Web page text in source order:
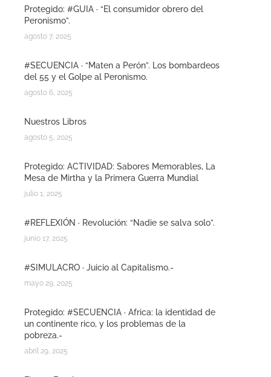
Protegido: #GUIA · “El consumidor obrero del
Peronismo”.
agosto 7, 2025
#SECUENCIA · “Maten a Perón”. Los bombardeos
del 55 y el Golpe al Peronismo.
agosto 6, 2025
Nuestros Libros
agosto 5, 2025
Protegido: ACTIVIDAD: Sabores Memorables, La
Mesa de Mirtha y la Primera Guerra Mundial
julio 1, 2025
#REFLEXIÓN · Revolución: “Nadie se salva solo”.
junio 17, 2025
#SIMULACRO · Juicio al Capitalismo.-
mayo 29, 2025
Protegido: #SECUENCIA · Africa: la identidad de
un continente rico, y los problemas de la
pobreza.-
abril 29, 2025